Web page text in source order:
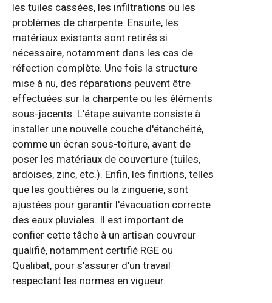
les tuiles cassées, les infiltrations ou les
problèmes de charpente. Ensuite, les
matériaux existants sont retirés si
nécessaire, notamment dans les cas de
réfection complète. Une fois la structure
mise à nu, des réparations peuvent être
effectuées sur la charpente ou les éléments
sous-jacents. L'étape suivante consiste à
installer une nouvelle couche d'étanchéité,
comme un écran sous-toiture, avant de
poser les matériaux de couverture (tuiles,
ardoises, zinc, etc.). Enfin, les finitions, telles
que les gouttières ou la zinguerie, sont
ajustées pour garantir l'évacuation correcte
des eaux pluviales. Il est important de
confier cette tâche à un artisan couvreur
qualifié, notamment certifié RGE ou
Qualibat, pour s'assurer d'un travail
respectant les normes en vigueur.